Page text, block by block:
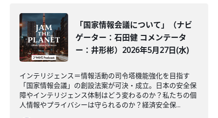
「国家情報会議について」（ナビ
ゲーター：石田健 コメンテータ
ー：井形彬）2026年5月27日(水)
インテリジェンス＝情報活動の司令塔機能強化を目指す
「国家情報会議」の創設法案が可決・成立。日本の安全保
障やインテリジェンス体制はどう変わるのか？私たちの個
人情報やプライバシーは守られるのか？経済安全保...